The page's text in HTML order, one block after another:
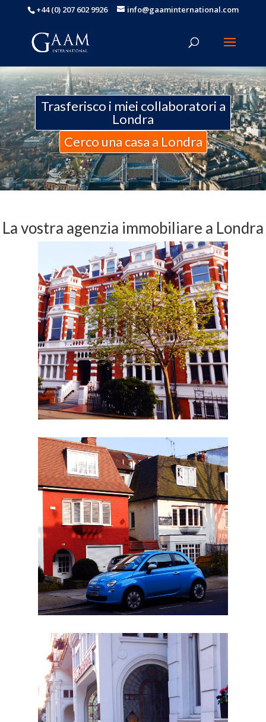
+44 (0) 207 602 9926 info@gaaminternational.com
Trasferisco i miei collaboratori a
Londra
Cerco una casa a Londra
La vostra agenzia immobiliare a Londra